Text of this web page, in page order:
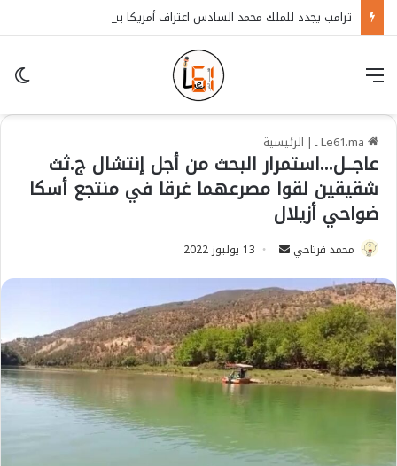
| الرئيسية
عاجــل…استمرار البحث من أجل إنتشال ج.ثث
شقيقين لقوا مصرعهما غرقا في منتجع أسكا
ضواحي أزيلال
محمد فرتاحي
n
d
a
n
e
m
13 يوليوز 2022